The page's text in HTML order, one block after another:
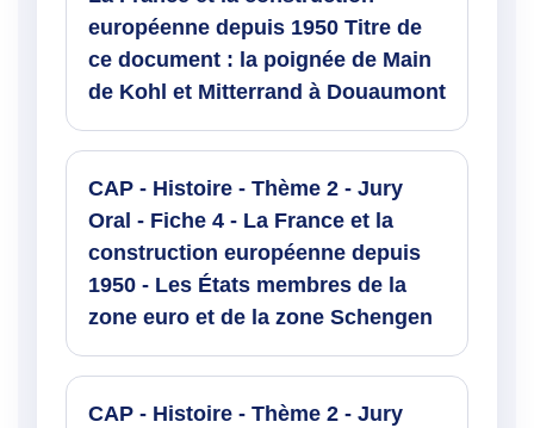
européenne depuis 1950 Titre de
ce document : la poignée de Main
de Kohl et Mitterrand à Douaumont
CAP - Histoire - Thème 2 - Jury
Oral - Fiche 4 - La France et la
construction européenne depuis
1950 - Les États membres de la
zone euro et de la zone Schengen
CAP - Histoire - Thème 2 - Jury